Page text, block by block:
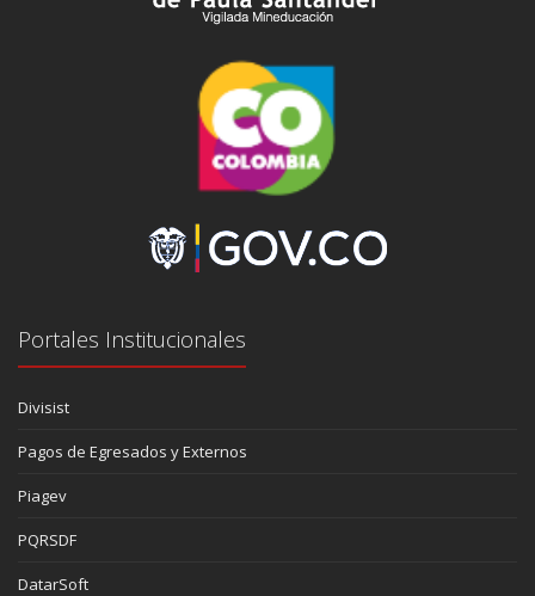
Portales Institucionales
Divisist
Pagos de Egresados y Externos
Piagev
PQRSDF
DatarSoft